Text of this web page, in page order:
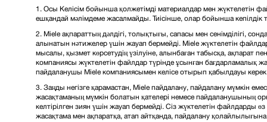
1. Осы Келісім бойынша қолжетімді материалдар мен жүктелетін
ешқандай мәлімдеме жасалмайды. Тиісінше, олар бойынша кепілдік
2. Miele ақпараттың дәлдігі, толықтығы, сапасы мен сенімділігі,
алынатын нәтижелер үшін жауап бермейді. Miele жүктелетін
мысалы, қызмет көрсетудің үзілуіне, алынбаған табысқа, ақпарат
компаниясы жүктелетін файлдар түрінде ұсынған бағдарламалық
пайдаланушы Miele компаниясымен келісе отырып қабылдауы
3. Заңды негізге қарамастан, Miele пайдалану, пайдалану мүмкін
жасақтаманың мүмкін болатын қателері немесе пайдаланушының
келтірілген зиян үшін жауап бермейді. Сіз жүктелетін файлдарды
жасақтама мен ақпаратқа, атап айтқанда, пайдалану